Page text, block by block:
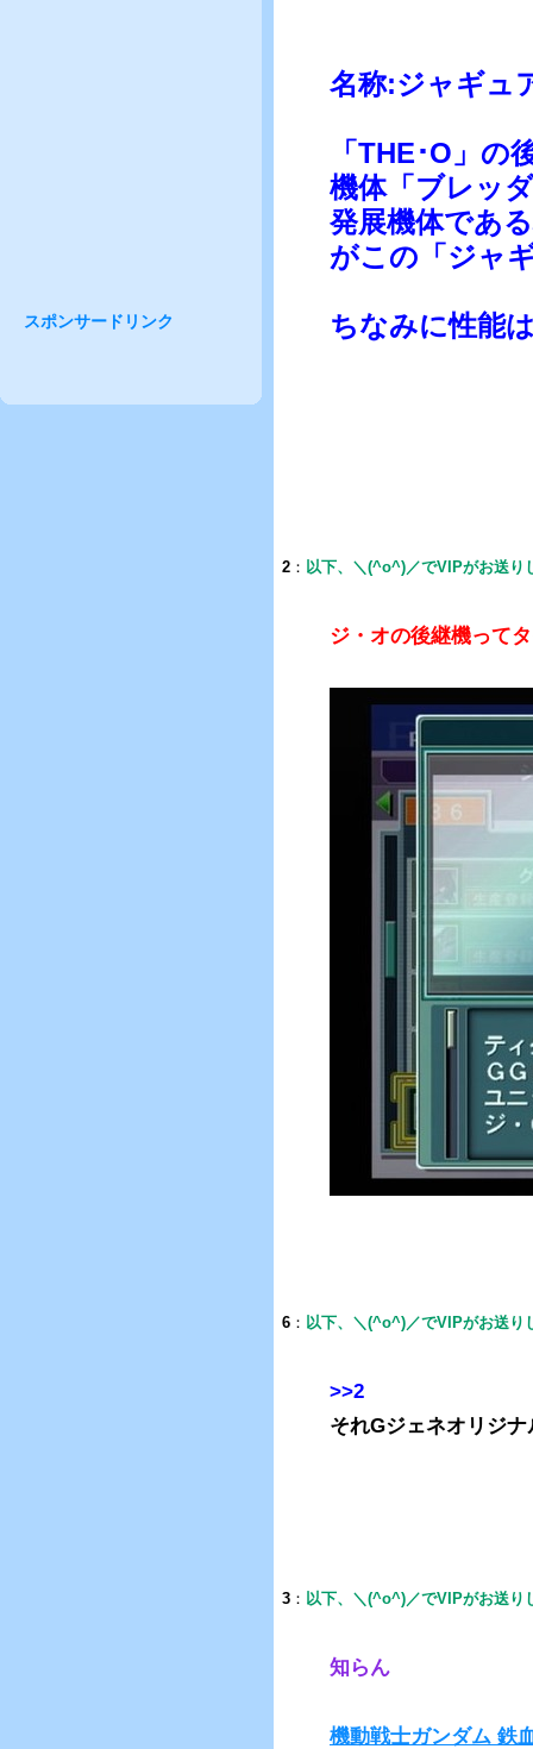
名称:ジャギュ
「THE･O」
機体「ブレッ
発展機体であ
がこの「ジャ
ちなみに性能
2 ： 以下、＼(^o^)／でVIPがお送り
ジ・オの後継機って
6 ： 以下、＼(^o^)／でVIPがお送り
>>2
それGジェネオリジ
3 ： 以下、＼(^o^)／でVIPがお送り
知らん
機動戦士ガンダム 鉄
スポンサードリンク